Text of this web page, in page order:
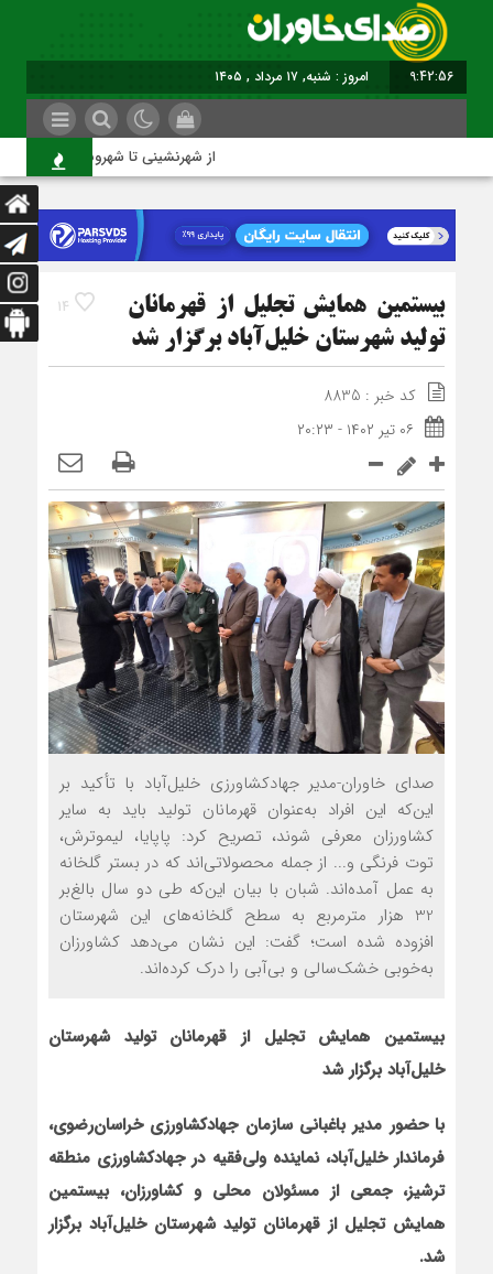
9:42:57 برابر با : Saturday - 8 August - 2026
از شهرنشینی تا شهروندی
14
بیستمین همایش تجلیل از قهرمانان
تولید شهرستان خلیل‌آباد برگزار شد
کد خبر : 8835
۰۶ تیر ۱۴۰۲ - ۲۰:۲۳
صدای خاوران-مدیر جهادکشاورزی خلیل‌آباد با تأکید بر
این‌که این افراد به‌عنوان قهرمانان تولید باید به سایر
کشاورزان معرفی شوند، تصریح کرد: پاپایا، لیموترش،
توت فرنگی و... از جمله محصولاتی‌اند که در بستر گلخانه
به عمل آمده‌اند. شبان با بیان این‌که طی دو سال بالغ‌بر
32 هزار مترمربع به سطح گلخانه‌های این شهرستان
افزوده شده است؛ گفت: این نشان می‌دهد کشاورزان
به‌خوبی خشک‌سالی و بی‌آبی را درک کرده‌اند.
بیستمین همایش تجلیل از قهرمانان تولید شهرستان
خلیل‌آباد برگزار شد
با حضور مدیر باغبانی سازمان جهادکشاورزی خراسان‌رضوی،
فرماندار خلیل‌آباد، نماینده ولی‌فقیه در جهادکشاورزی منطقه
ترشیز، جمعی از مسئولان محلی و کشاورزان، بیستمین
همایش تجلیل از قهرمانان تولید شهرستان خلیل‌آباد برگزار
شد.